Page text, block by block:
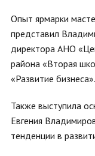
Опыт ярмарки
представил
директора АНО
района «Вторая
«Развитие бизнеса».
Также выступила
Евгения
тенденции в